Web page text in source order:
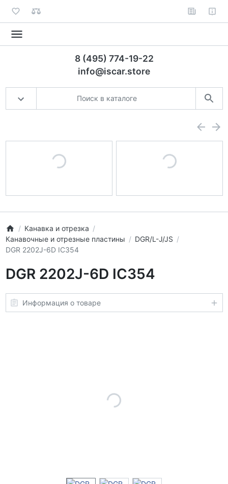
8 (495) 774-19-22
info@iscar.store
Канавка и отрезка
Канавочные и отрезные пластины
DGR/L-J/JS
DGR 2202J-6D IC354
DGR 2202J-6D IC354
Информация о товаре